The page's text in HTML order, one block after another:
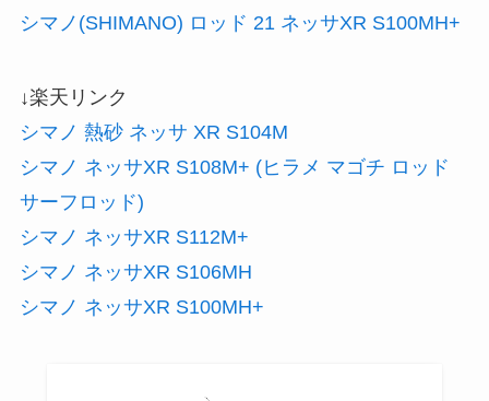
シマノ(SHIMANO) ロッド 21 ネッサXR S100MH+
↓楽天リンク
シマノ 熱砂 ネッサ XR S104M
シマノ ネッサXR S108M+ (ヒラメ マゴチ ロッド
サーフロッド)
シマノ ネッサXR S112M+
シマノ ネッサXR S106MH
シマノ ネッサXR S100MH+